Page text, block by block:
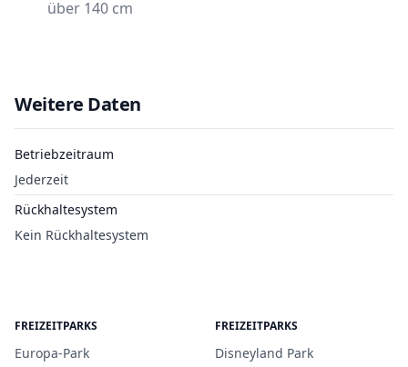
über 140 cm
Weitere Daten
Betriebzeitraum
Jederzeit
Rückhaltesystem
Kein Rückhaltesystem
FREIZEITPARKS
Europa-Park
FREIZEITPARKS
Disneyland Park